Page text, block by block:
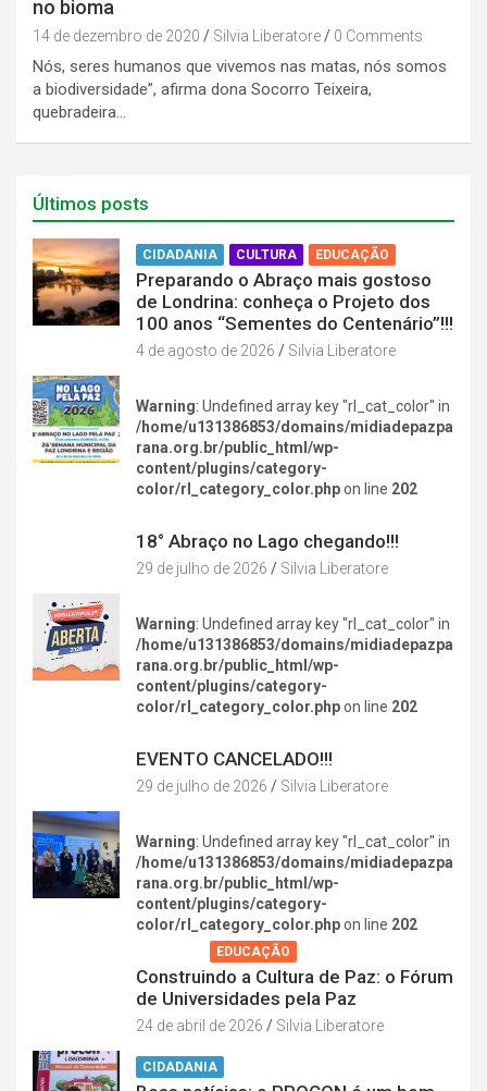
no bioma
14 de dezembro de 2020 Silvia Liberatore 0 Comments
Nós, seres humanos que vivemos nas matas, nós somos
a biodiversidade”, afirma dona Socorro Teixeira,
quebradeira…
Últimos posts
CIDADANIA CULTURA EDUCAÇÃO
Preparando o Abraço mais gostoso
de Londrina: conheça o Projeto dos
100 anos “Sementes do Centenário”!!!
4 de agosto de 2026 Silvia Liberatore
Warning: Undefined array key "rl_cat_color" in
/home/u131386853/domains/midiadepazpa
rana.org.br/public_html/wp-
content/plugins/category-
color/rl_category_color.phpon line 202
18° Abraço no Lago chegando!!!
29 de julho de 2026 Silvia Liberatore
Warning: Undefined array key "rl_cat_color" in
/home/u131386853/domains/midiadepazpa
rana.org.br/public_html/wp-
content/plugins/category-
color/rl_category_color.phpon line 202
EVENTO CANCELADO!!!
29 de julho de 2026 Silvia Liberatore
Warning: Undefined array key "rl_cat_color" in
/home/u131386853/domains/midiadepazpa
rana.org.br/public_html/wp-
content/plugins/category-
color/rl_category_color.phpon line 202
EDUCAÇÃO
Construindo a Cultura de Paz: o Fórum
de Universidades pela Paz
24 de abril de 2026 Silvia Liberatore
CIDADANIA